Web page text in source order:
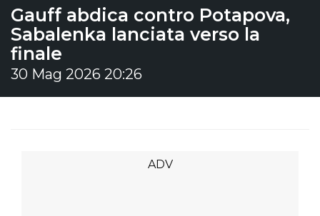
Gauff abdica contro Potapova,
Sabalenka lanciata verso la
finale
30 Mag 2026 20:26